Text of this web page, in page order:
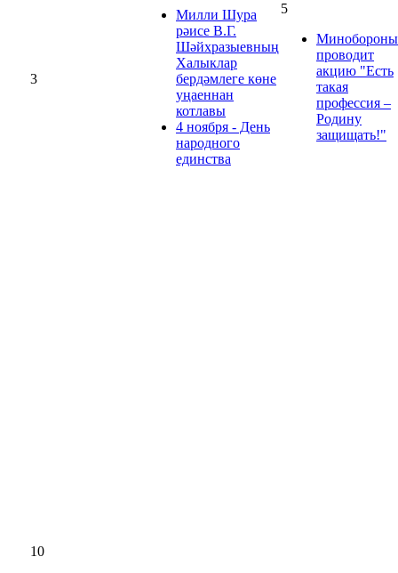
3
Милли Шура
рәисе В.Г.
Шәйхразыевның
Халыклар
бердәмлеге көне
уңаеннан
котлавы
4 ноября - День
народного
единства
5
Минобороны
проводит
акцию "Есть
такая
профессия –
Родину
защищать!"
10